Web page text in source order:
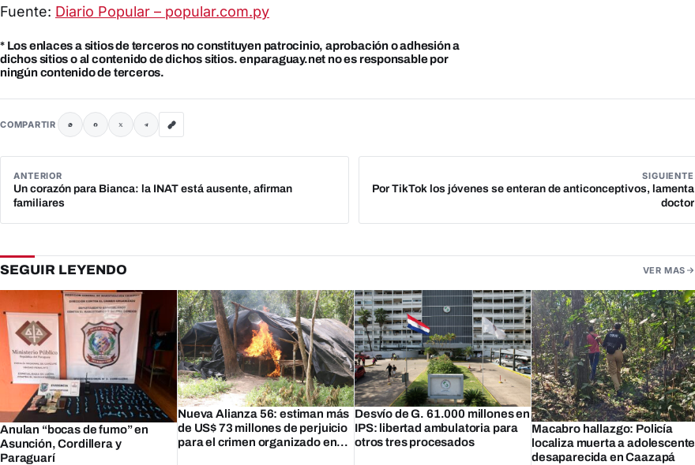
Fuente: Diario Popular – popular.com.py
* Los enlaces a sitios de terceros no constituyen patrocinio, aprobación o adhesión a
dichos sitios o al contenido de dichos sitios. enparaguay.net no es responsable por
ningún contenido de terceros.
COMPARTIR
ANTERIOR
Un corazón para Bianca: la INAT está ausente, afirman
familiares
SIGUIENTE
Por TikTok los jóvenes se enteran de anticonceptivos, lamenta
doctor
SEGUIR LEYENDO VER MAS
Anulan “bocas de fumo” en
Asunción, Cordillera y
Paraguarí
Nueva Alianza 56: estiman más
de US$ 73 millones de perjuicio
para el crimen organizado en
Desvío de G. 61.000 millones en
IPS: libertad ambulatoria para
otros tres procesados
Macabro hallazgo: Policía
localiza muerta a adolescente
desaparecida en Caazapá